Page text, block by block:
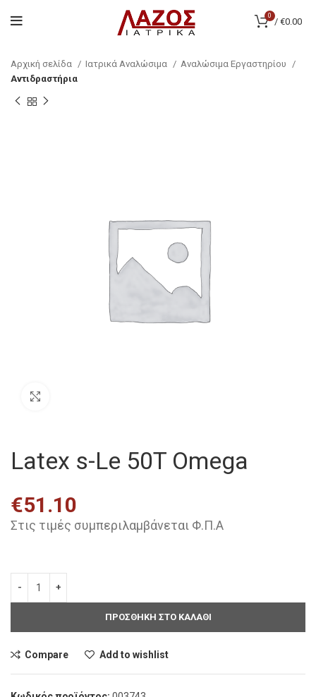
0
/ €0.00
Αρχική σελίδα Ιατρικά Αναλώσιμα
Αναλώσιμα Εργαστηρίου
Αντιδραστήρια
Latex s-Le 50T Omega
€51.10
Στις τιμές συμπεριλαμβάνεται Φ.Π.Α
ΠΡΟΣΘΗΚΗ ΣΤΟ ΚΑΛΑΘΙ
Compare Add to wishlist